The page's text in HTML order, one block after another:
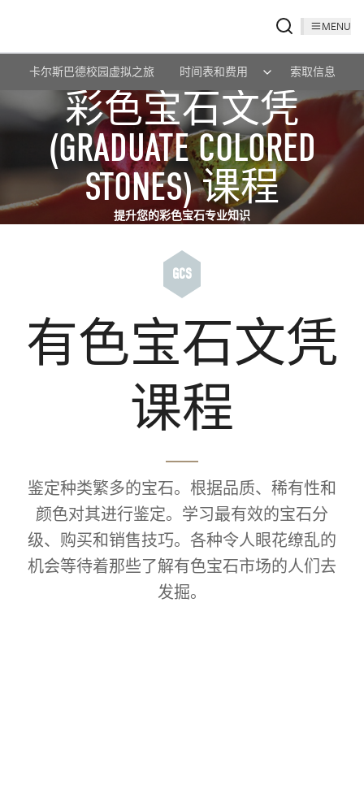
MENU
卡尔斯巴德校园虚拟之旅 时间表和费用 索取信息
彩色宝石文凭
(GRADUATE COLORED
STONES) 课程
提升您的彩色宝石专业知识
GCS
有色宝石文凭
课程
鉴定种类繁多的宝石。根据品质、稀有性和
颜色对其进行鉴定。学习最有效的宝石分
级、购买和销售技巧。各种令人眼花缭乱的
机会等待着那些了解有色宝石市场的人们去
发掘。